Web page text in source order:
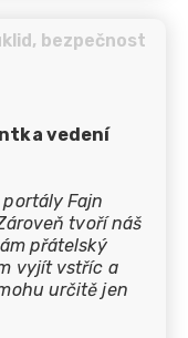
bezpečnost
vedení
Fajn
tvoří náš
přátelský
vyjít vstříc a
určitě jen